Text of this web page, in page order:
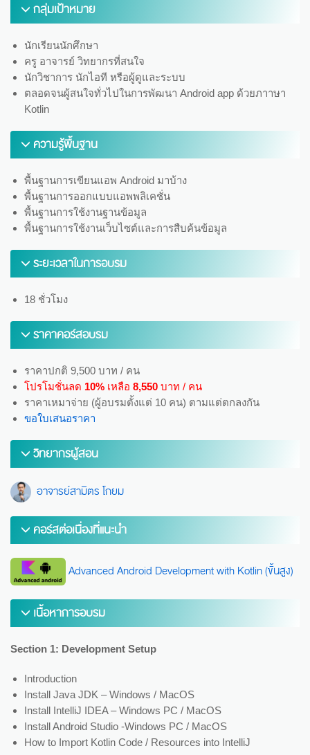
กลุ่มเป้าหมาย
นักเรียนนักศึกษา
ครู อาจารย์ วิทยากรที่สนใจ
นักวิชาการ นักไอที หรือผู้ดูและระบบ
ตลอดจนผู้สนใจทั่วไปในการพัฒนา Android app ด้วยภาาษา
Kotlin
ความรู้พื้นฐาน
พื้นฐานการเขียนแอพ Android มาบ้าง
พื้นฐานการออกแบบแอพพลิเคชั่น
พื้นฐานการใช้งานฐานข้อมูล
พื้นฐานการใช้งานเว็บไซต์และการสืบค้นข้อมูล
ระยะเวลาในการอบรม
18 ชั่วโมง
ราคาคอร์สอบรม
ราคาปกติ 9,500 บาท / คน
โปรโมชั่นลด 10% เหลือ 8,550 บาท / คน
ราคาเหมาจ่าย (ผู้อบรมตั้งแต่ 10 คน) ตามแต่ตกลงกัน
ขอใบเสนอราคา
วิทยากรผู้สอน
อาจารย์สามิตร โกยม
คอร์สต่อเนื่องที่แนะนำ
Advanced Android Development with Kotlin (ขั้นสูง)
เนื้อหาการอบรม
Section 1: Development Setup
Introduction
Install Java JDK – Windows / MacOS
Install IntelliJ IDEA – Windows PC / MacOS
Install Android Studio -Windows PC / MacOS
How to Import Kotlin Code / Resources into IntelliJ